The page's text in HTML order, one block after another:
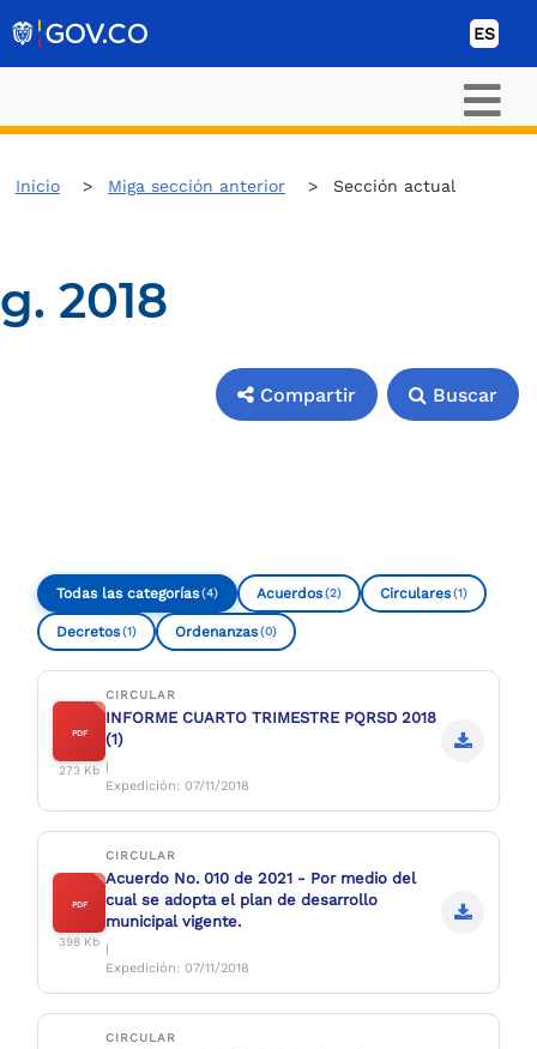
ES
Inicio Miga sección anterior Sección actual
g. 2018
Compartir Buscar
Todas las categorías(4) Acuerdos(2) Circulares(1)
Decretos(1) Ordenanzas(0)
PDF
273 Kb
CIRCULAR
INFORME CUARTO TRIMESTRE PQRSD 2018
(1)
|
Expedición: 07/11/2018
PDF
398 Kb
CIRCULAR
Acuerdo No. 010 de 2021 - Por medio del
cual se adopta el plan de desarrollo
municipal vigente.
|
Expedición: 07/11/2018
CIRCULAR